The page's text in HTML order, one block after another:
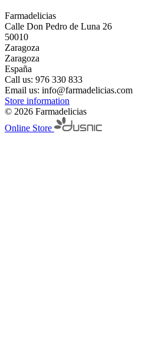
Farmadelicias
Calle Don Pedro de Luna 26
50010
Zaragoza
Zaragoza
España
Call us: 976 330 833
Email us: info@farmadelicias.com
Store information
© 2026 Farmadelicias
Online Store